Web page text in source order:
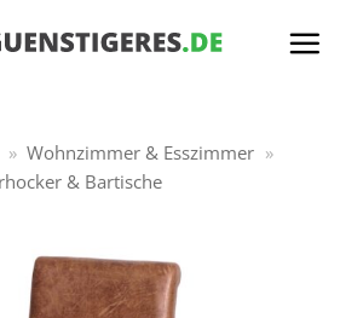
» Wohnzimmer & Esszimmer »
& Bartische